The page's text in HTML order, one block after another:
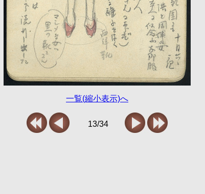
一覧(縮小表示)へ
13/34